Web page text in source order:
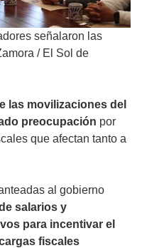
señalaron las
/ El Sol de
las movilizaciones del
preocupación por
que afectan tanto a
al gobierno
salarios y
para incentivar el
fiscales